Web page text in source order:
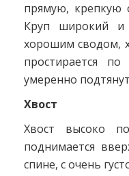
прямую, крепкую
Круп широкий и
хорошим сводом,
простирается
умеренно
Хвост
Хвост высоко
поднимается
спине, с очень